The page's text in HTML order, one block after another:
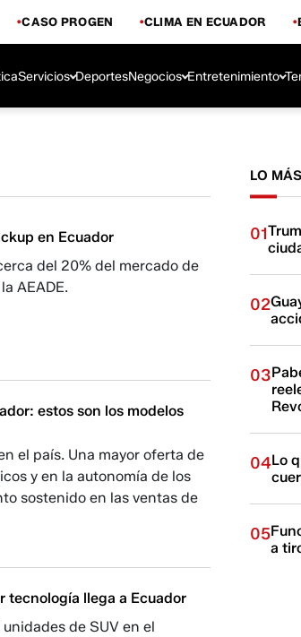
CASO PROGEN CLIMA EN ECUADOR
Servicios DeportesNegocios Entretenimiento
en Ecuador
del 20% del mercado de
AEADE.
estos son los modelos
el país. Una mayor oferta de
y en la autonomía de los
sostenido en las ventas de
tecnología llega a Ecuador
de SUV en el
LO
01
02
03
04Lo
05
a